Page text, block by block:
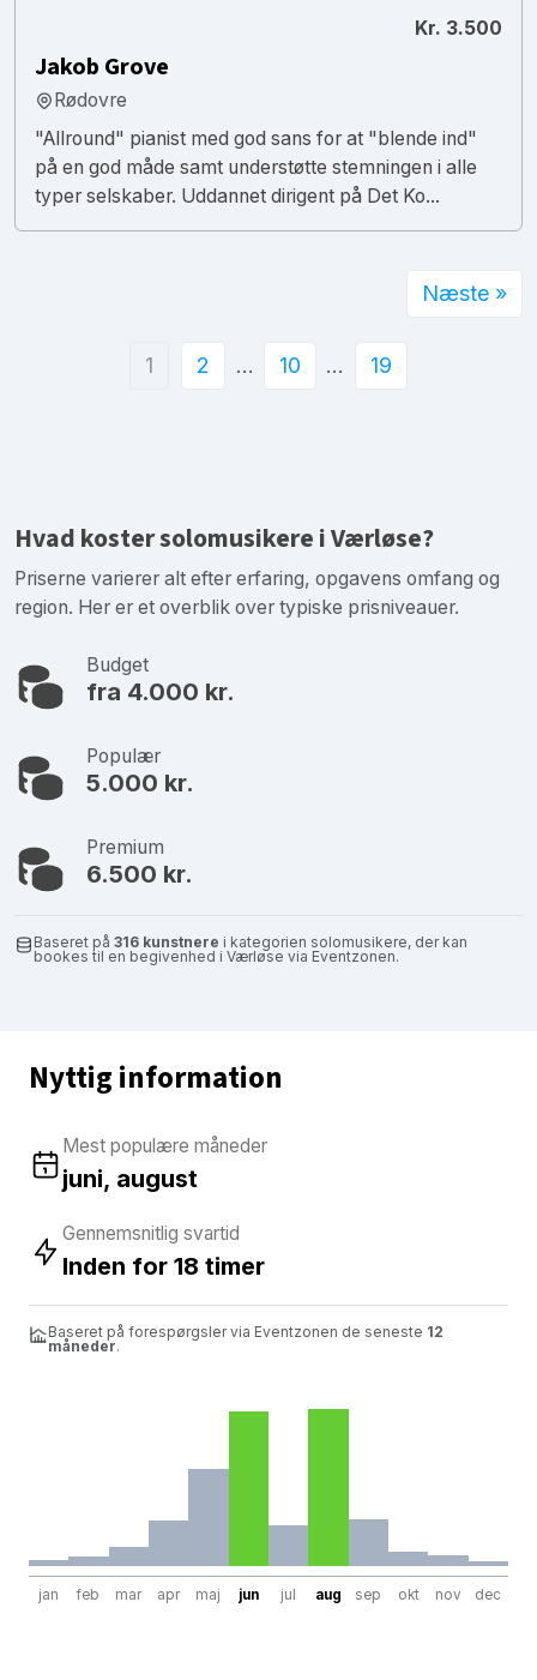
Kr. 3.500
Jakob Grove
Rødovre
"Allround" pianist med god sans for at "blende ind"
på en god måde samt understøtte stemningen i alle
typer selskaber. Uddannet dirigent på Det Ko...
1 2 … 10 … 19
Næste »
Hvad koster solomusikere i Værløse?
Priserne varierer alt efter erfaring, opgavens omfang og
region. Her er et overblik over typiske prisniveauer.
Budget
fra 4.000 kr.
Populær
5.000 kr.
Premium
6.500 kr.
Baseret på 316 kunstnere i kategorien solomusikere, der kan
bookes til en begivenhed i Værløse via Eventzonen.
Nyttig information
Mest populære måneder
juni, august
Gennemsnitlig svartid
Inden for 18 timer
Baseret på forespørgsler via Eventzonen de seneste 12
måneder.
jan feb mar apr maj jun jul aug sep okt nov dec